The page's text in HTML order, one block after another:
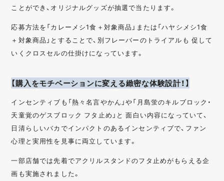
ことができ、オリジナルグッズが抽選で当たります。
応募方法を「カレーメシ1食＋対象商品」または「ハヤシメシ1食
＋対象商品」とすることで、別フレーバーのトライアルも 促して
いくクロスセルの仕掛けになっています。
【購入をモチベーションに変える緻密な体験設計！】
インセンティブも「熱々名言やかん」や「月島蛍のキルブロック・
天童覚のゲスブロック フタ止め」と 面白い内容になっていて、
日清らしいバカでインパクトのあるインセンティブで、ファン
心理と実用性を見事に両立しています。
一部店舗では先着でアクリルスタンドのフタ止めがもらえる企
画も実施されました。